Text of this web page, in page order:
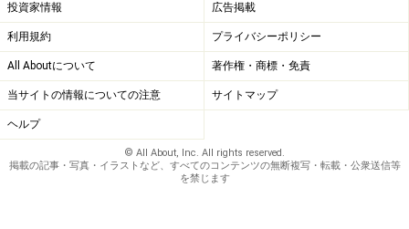
投資家情報 広告掲載
利用規約 プライバシーポリシー
All Aboutについて 著作権・商標・免責
当サイトの情報についての注意 サイトマップ
ヘルプ
© All About, Inc. All rights reserved.
掲載の記事・写真・イラストなど、すべてのコンテンツの無断複写・転載・公衆送信等
を禁じます